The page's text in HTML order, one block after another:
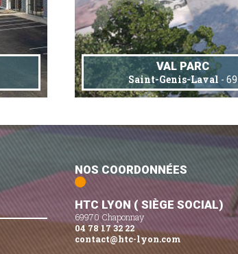
VAL PARC
Saint-Genis-Laval - 69
NOS COORDONNÉES
HTC LYON ( SIÈGE SOCIAL)
69970 Chaponnay
04 78 17 32 22
contact@htc-lyon.com